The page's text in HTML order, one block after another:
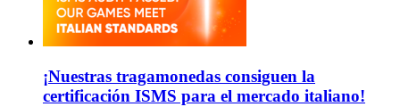
¡Nuestras tragamonedas consiguen la
certificación ISMS para el mercado italiano!